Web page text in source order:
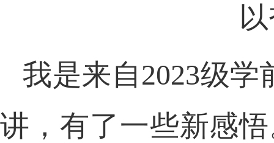
我是来自2023级学
讲，有了一些新感